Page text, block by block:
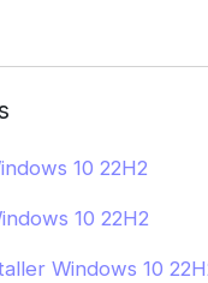
10 22H2
10 22H2
Windows 10